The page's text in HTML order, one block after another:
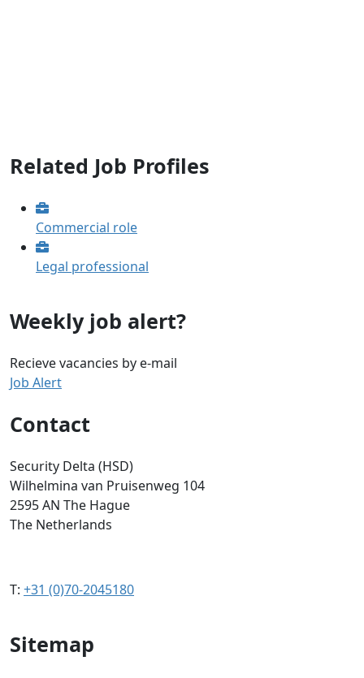
Related Job Profiles
Commercial role
Legal professional
Weekly job alert?
Recieve vacancies by e-mail
Job Alert
Contact
Security Delta (HSD)
Wilhelmina van Pruisenweg 104
2595 AN The Hague
The Netherlands
T: +31 (0)70-2045180
Sitemap